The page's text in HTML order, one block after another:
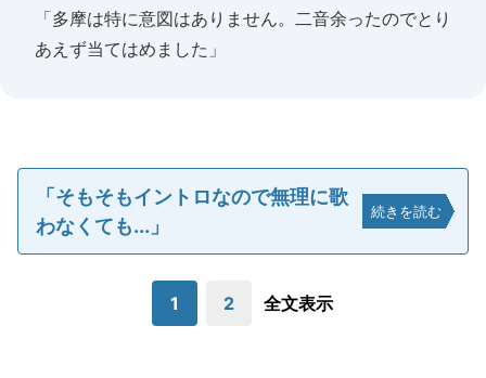
「多摩は特に意図はありません。二音余ったのでとり
あえず当てはめました」
「そもそもイントロなので無理に歌
わなくても...」
続きを読む
1 2 全文表示